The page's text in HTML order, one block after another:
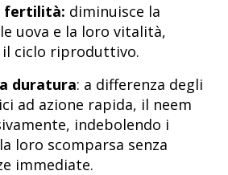
fertilità: diminuisce la
uova e la loro vitalità,
ciclo riproduttivo.
duratura: a differenza degli
ad azione rapida, il neem
indebolendo i
loro scomparsa senza
immediate.